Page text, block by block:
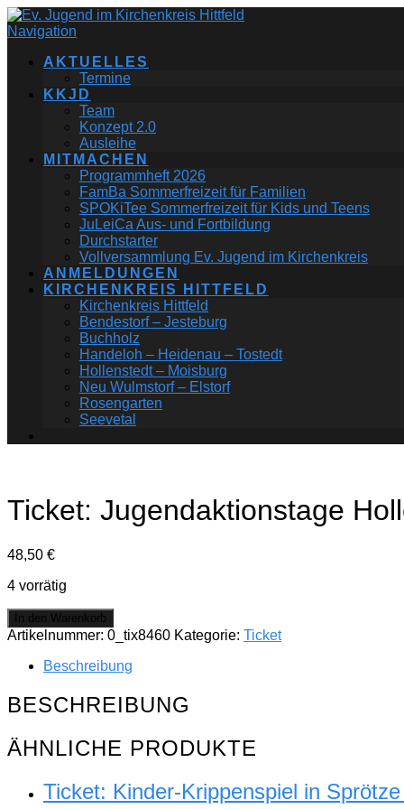
Navigation
AKTUELLES
Termine
KKJD
Team
Konzept 2.0
Ausleihe
MITMACHEN
Programmheft 2026
FamBa Sommerfreizeit für Familien
SPOKiTee Sommerfreizeit für Kids und Teens
JuLeiCa Aus- und Fortbildung
Durchstarter
Vollversammlung Ev. Jugend im Kirchenkreis
ANMELDUNGEN
KIRCHENKREIS HITTFELD
Kirchenkreis Hittfeld
Bendestorf – Jesteburg
Buchholz
Handeloh – Heidenau – Tostedt
Hollenstedt – Moisburg
Neu Wulmstorf – Elstorf
Rosengarten
Seevetal
Ticket: Jugendaktionstage
48,50 €
4 vorrätig
Ticket:
Jugendaktionstage
Park
6.
2026
July
In den Warenkorb
Artikelnummer: 0_tix8460 Kategorie: Ticket
Beschreibung
BESCHREIBUNG
ÄHNLICHE PRODUKTE
Ticket: Kinder-Krippenspiel in